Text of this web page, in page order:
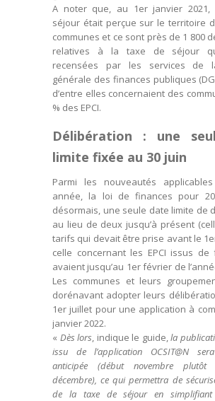
A noter que, au 1er janvier
séjour était perçue sur le territoire
communes et ce sont près de 1 800
relatives à la taxe de séjour
recensées par les services de
générale des finances publiques
d’entre elles concernaient des
% des EPCI.
Délibération : une
limite fixée au 30 juin
Parmi les nouveautés
année, la loi de finances pour
désormais, une seule date limite de
au lieu de deux jusqu’à présent
tarifs qui devait être prise avant le
celle concernant les EPCI issus de
avaient jusqu’au 1er février de
Les communes et leurs
dorénavant adopter leurs
1er juillet pour une application à
janvier 2022.
« Dès lors, indique le guide,la
issu de l’application OCSIT@N
anticipée (début novembre
décembre), ce qui permettra de
de la taxe de séjour en simplifiant